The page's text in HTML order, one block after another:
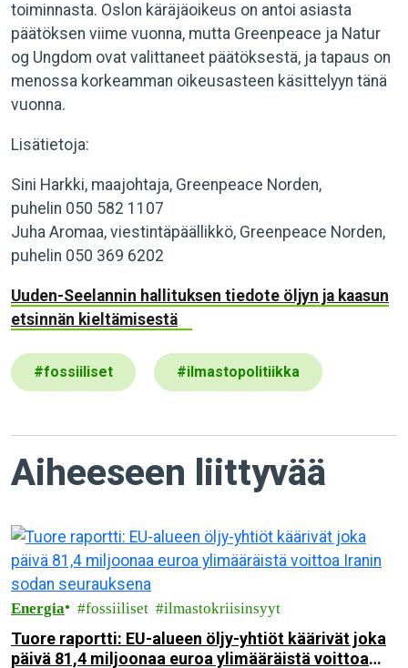
toiminnasta. Oslon käräjäoikeus on antoi asiasta
päätöksen viime vuonna, mutta Greenpeace ja Natur
og Ungdom ovat valittaneet päätöksestä, ja tapaus on
menossa korkeamman oikeusasteen käsittelyyn tänä
vuonna.
Lisätietoja:
Sini Harkki, maajohtaja, Greenpeace Norden,
puhelin 050 582 1107
Juha Aromaa, viestintäpäällikkö, Greenpeace Norden,
puhelin 050 369 6202
Uuden-Seelannin hallituksen tiedote öljyn ja kaasun
etsinnän kieltämisestä
#fossiiliset #ilmastopolitiikka
Aiheeseen liittyvää
Energia fossiiliset ilmastokriisinsyyt
Tuore raportti: EU-alueen öljy-yhtiöt käärivät joka
päivä 81,4 miljoonaa euroa ylimääräistä voittoa